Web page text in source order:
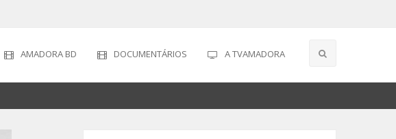
AMADORA BD DOCUMENTÁRIOS A TVAMADORA